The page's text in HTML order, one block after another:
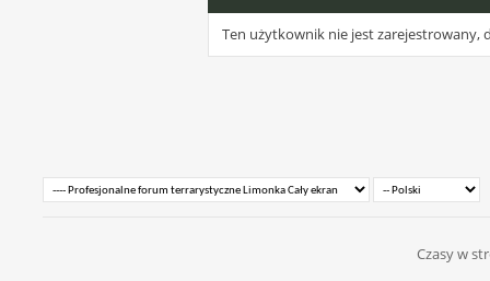
Ten użytkownik nie jest zarejestrowany,
Czasy w